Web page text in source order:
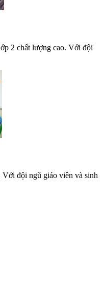
2 chất lượng cao. Với đội
đội ngũ giáo viên và sinh